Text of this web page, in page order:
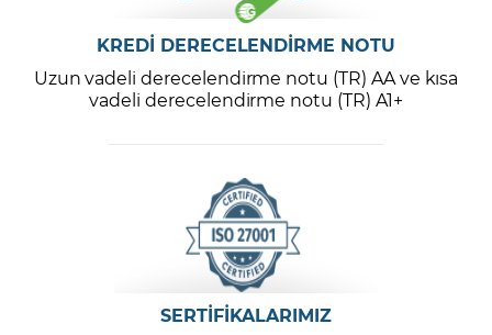
KREDİ DERECELENDİRME NOTU
Uzun vadeli derecelendirme notu (TR) AA ve kısa
vadeli derecelendirme notu (TR) A1+
SERTİFİKALARIMIZ